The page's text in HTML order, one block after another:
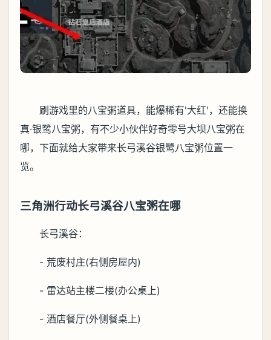
刷游戏里的八宝粥道具，能爆稀有'大红'，还能换
真·银鹭八宝粥，有不少小伙伴好奇零号大坝八宝粥在
哪，下面就给大家带来长弓溪谷银鹭八宝粥位置一
览。
三角洲行动长弓溪谷八宝粥在哪
长弓溪谷：
- 荒废村庄(右侧房屋内)
- 雷达站主楼二楼(办公桌上)
- 酒店餐厅(外侧餐桌上)